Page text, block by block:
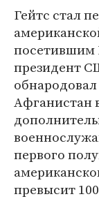
Гейтс стал
посетившим
президент
Афганистан
первого
превысит